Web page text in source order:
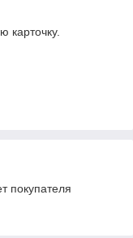
карточку.
покупателя